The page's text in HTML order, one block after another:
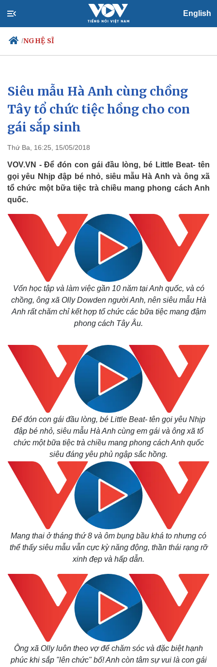
English
/NGHỆ SĨ
Chính trị
Đảng
Tổ chức nhân sự
Quốc hội
Nhận diện sự thật
Xã hội
Tin 24h
Dự báo thời tiết
Cuộc sống đó đây
Hồ sơ
Multimedia
Ảnh
E-Magazine
Infographic
Siêu mẫu Hà Anh cùng chồng
Tây tổ chức tiệc hồng cho con
gái sắp sinh
Thứ Ba, 16:25, 15/05/2018
VOV.VN - Để đón con gái đầu lòng, bé Little Beat- tên
gọi yêu Nhịp đập bé nhỏ, siêu mẫu Hà Anh và ông xã
tổ chức một bữa tiệc trà chiều mang phong cách Anh
quốc.
Vốn học tập và làm việc gần 10 năm tại Anh quốc, và có
chồng, ông xã Olly Dowden người Anh, nên siêu mẫu Hà
Anh rất chăm chỉ kết hợp tổ chức các bữa tiệc mang đậm
phong cách Tây Âu.
Để đón con gái đầu lòng, bé Little Beat- tên gọi yêu Nhịp
đập bé nhỏ, siêu mẫu Hà Anh cùng em gái và ông xã tổ
chức một bữa tiệc trà chiều mang phong cách Anh quốc
siêu đáng yêu phủ ngập sắc hồng.
Mang thai ở tháng thứ 8 và ôm bụng bầu khá to nhưng có
thể thấy siêu mẫu vẫn cực kỳ năng động, thần thái rạng rỡ
xinh đẹp và hấp dẫn.
Ông xã Olly luôn theo vợ để chăm sóc và đặc biệt hạnh
phúc khi sắp "lên chức" bố! Anh còn tâm sự vui là con gái